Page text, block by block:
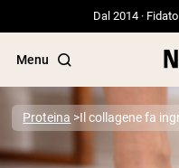
Dal 2014 ·
Menu
Proteina Il collagene fa